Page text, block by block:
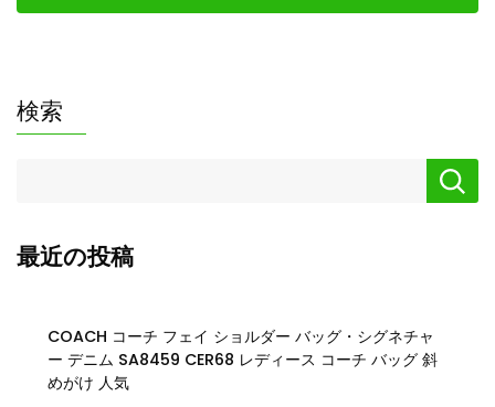
検索
最近の投稿
COACH コーチ フェイ ショルダー バッグ・シグネチャ
ー デニム SA8459 CER68 レディース コーチ バッグ 斜
めがけ 人気